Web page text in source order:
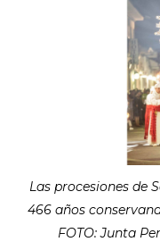
Las procesiones de
466 años
FOTO: Junta